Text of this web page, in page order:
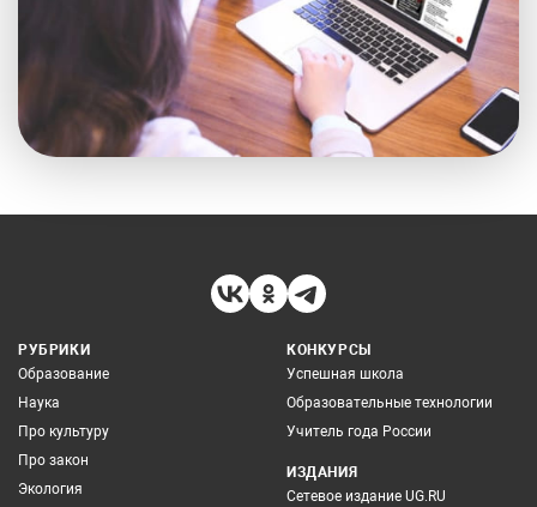
РУБРИКИ
Образование
Наука
Про культуру
Про закон
Экология
КОНКУРСЫ
Успешная школа
Образовательные технологии
Учитель года России
ИЗДАНИЯ
Сетевое издание UG.RU